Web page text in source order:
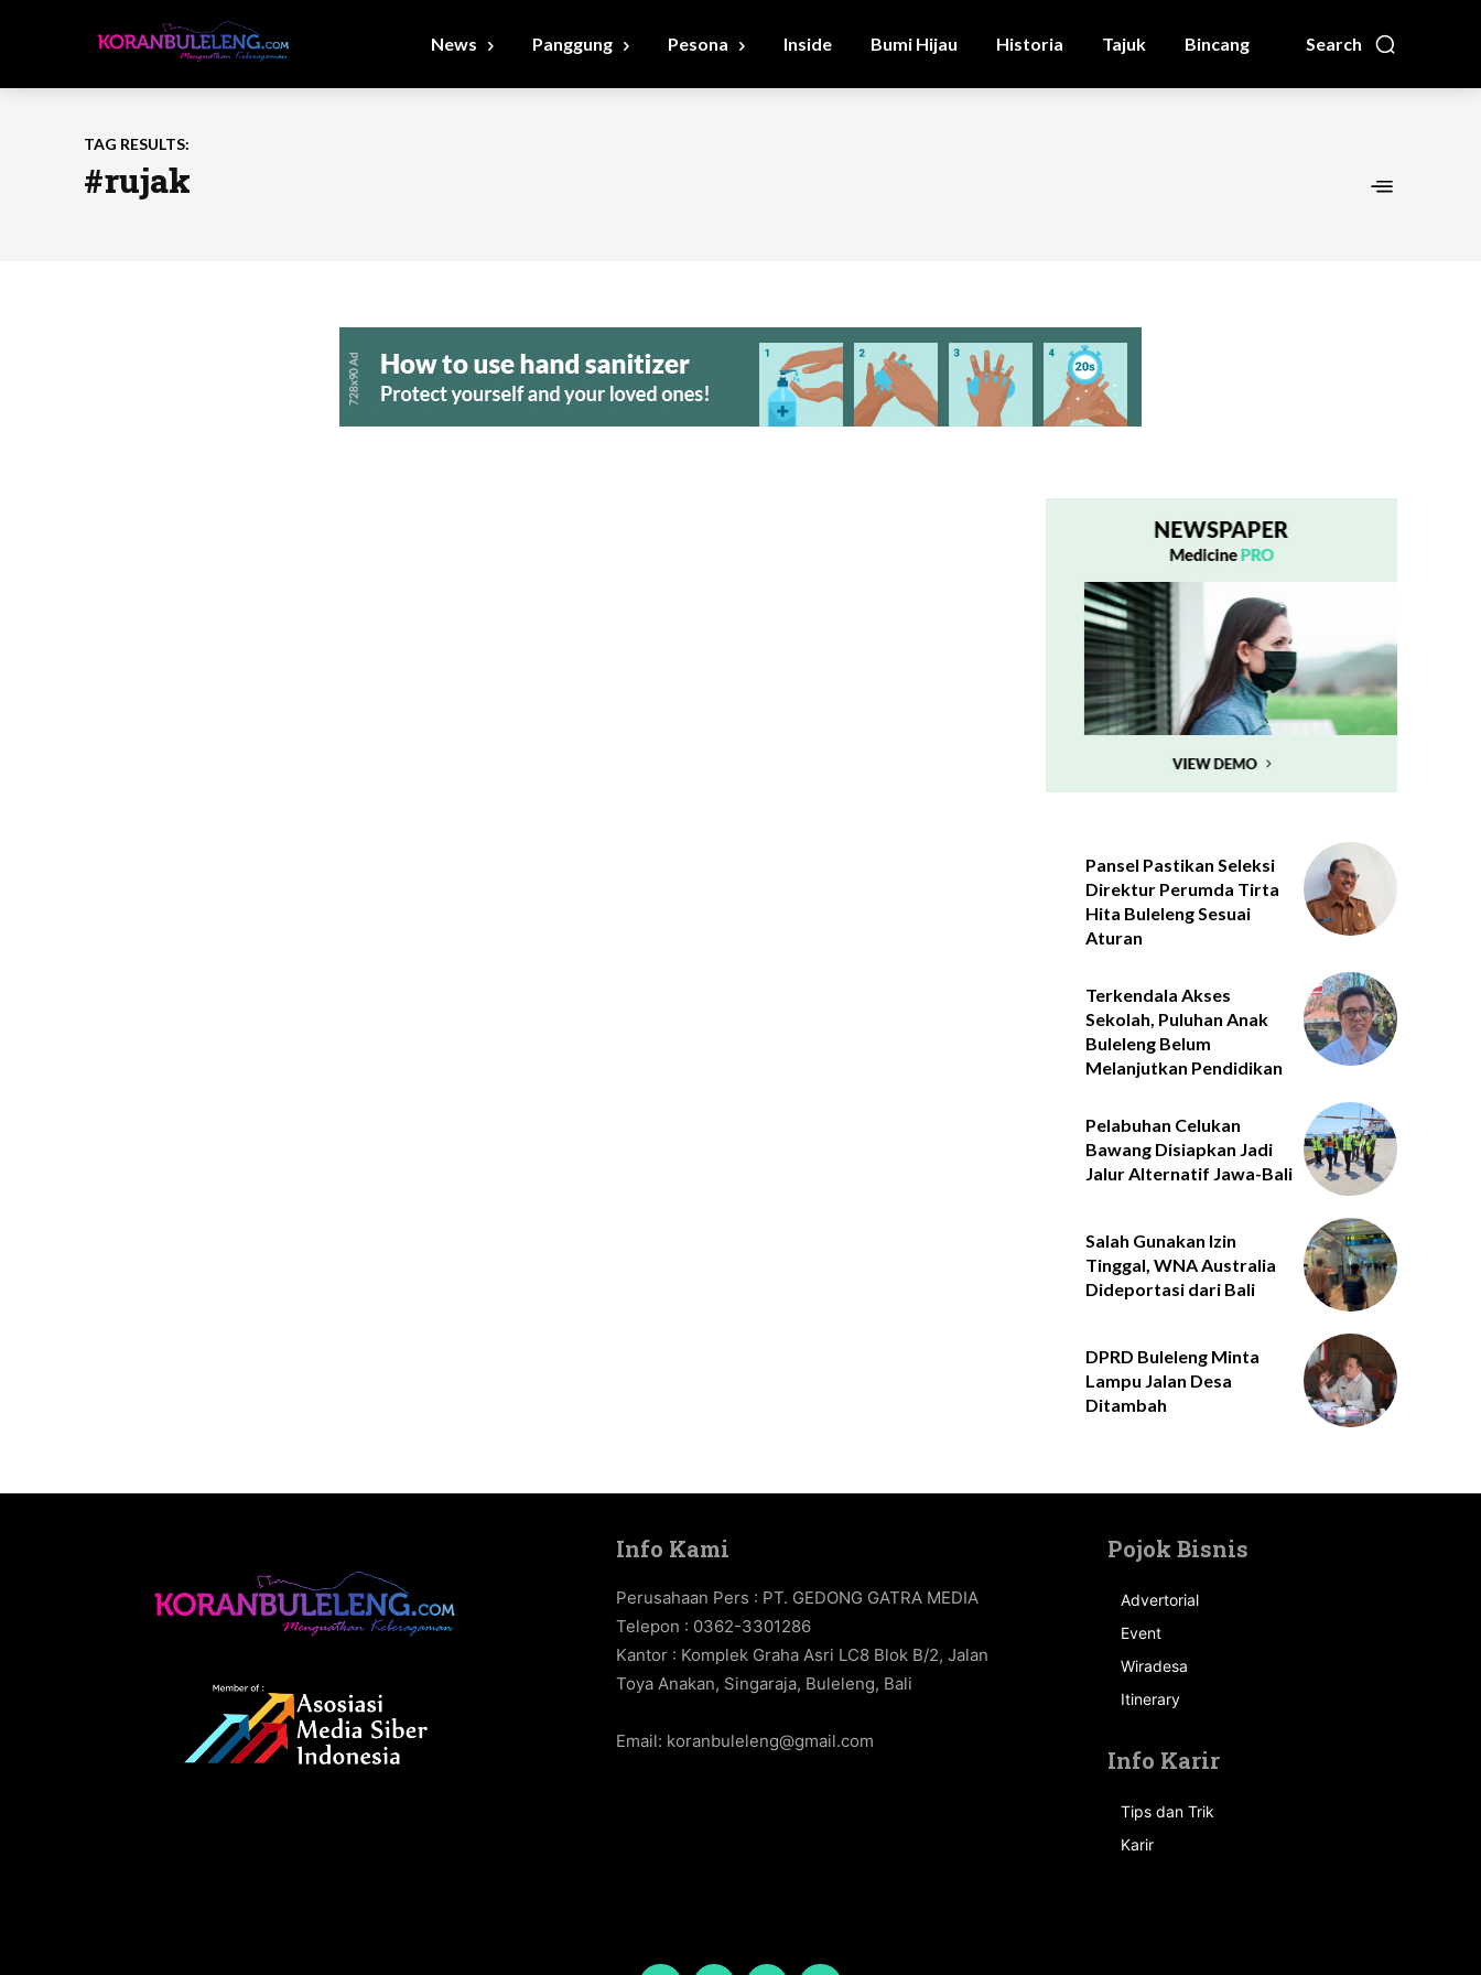
Search
News Panggung Pesona Inside Bumi Hijau Historia Tajuk Bincang
TAG RESULTS:
#rujak
Pansel Pastikan Seleksi
Direktur Perumda Tirta
Hita Buleleng Sesuai
Aturan
Terkendala Akses
Sekolah, Puluhan Anak
Buleleng Belum
Melanjutkan Pendidikan
Pelabuhan Celukan
Bawang Disiapkan Jadi
Jalur Alternatif Jawa-Bali
Salah Gunakan Izin
Tinggal, WNA Australia
Dideportasi dari Bali
DPRD Buleleng Minta
Lampu Jalan Desa
Ditambah
Info Kami
Perusahaan Pers : PT. GEDONG GATRA MEDIA
Telepon : 0362-3301286
Kantor : Komplek Graha Asri LC8 Blok B/2, Jalan
Toya Anakan, Singaraja, Buleleng, Bali
Email: koranbuleleng@gmail.com
Pojok Bisnis
Advertorial
Event
Wiradesa
Itinerary
Info Karir
Tips dan Trik
Karir